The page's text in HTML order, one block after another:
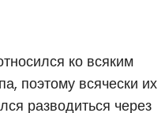
ко всяким
поэтому всячески их
разводиться через